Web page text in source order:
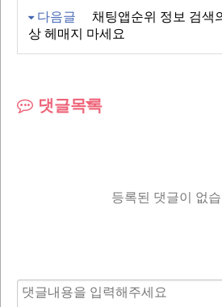
다음글
채팅앱순위 정보 검색
상 헤매지 마세요
댓글목록
등록된 댓글이 없